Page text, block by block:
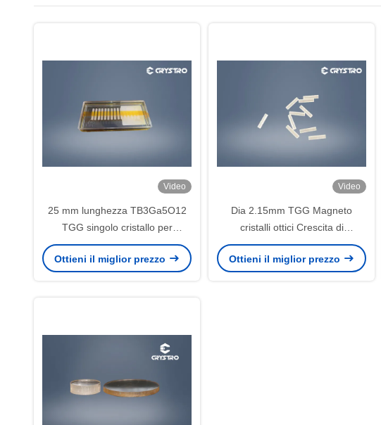
Video
25 mm lunghezza TB3Ga5O12
TGG singolo cristallo per
isolatore di Faraday
Ottieni il miglior prezzo
Video
Dia 2.15mm TGG Magneto
cristalli ottici Crescita di
Czochralski
Ottieni il miglior prezzo